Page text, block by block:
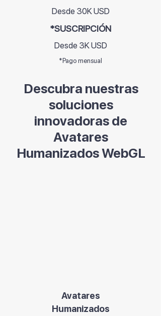
Desde 30K USD
*SUSCRIPCIÓN
Desde 3K USD
*Pago mensual
Descubra nuestras
soluciones
innovadoras de
Avatares
Humanizados WebGL
Avatares
Humanizados